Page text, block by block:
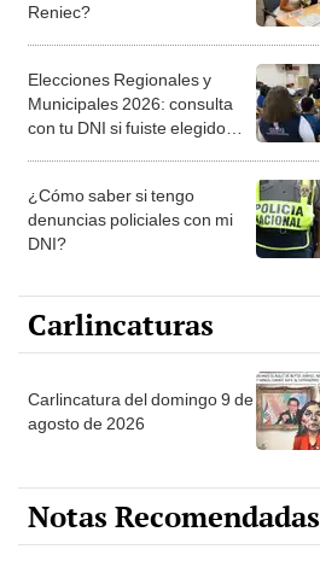
Reniec?
Elecciones Regionales y
Municipales 2026: consulta
con tu DNI si fuiste elegido
la ONPE
¿Cómo saber si tengo
denuncias policiales con mi
DNI?
Carlincaturas
Carlincatura del domingo 9 de
agosto de 2026
Notas Recomendadas